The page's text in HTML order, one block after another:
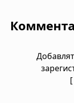
[